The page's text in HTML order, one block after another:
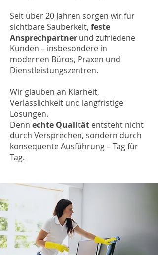
Seit über 20 Jahren sorgen wir für
sichtbare Sauberkeit, feste
Ansprechpartner und zufriedene
Kunden – insbesondere in
modernen Büros, Praxen und
Dienstleistungszentren.
Wir glauben an Klarheit,
Verlässlichkeit und langfristige
Lösungen.
Denn echte Qualität entsteht nicht
durch Versprechen, sondern durch
konsequente Ausführung – Tag für
Tag.